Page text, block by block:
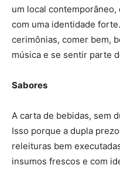
um local
com uma identidade
cerimônias, comer bem,
música e se sentir parte
Sabores
A carta de bebidas, sem
Isso porque a dupla
releituras bem
insumos frescos e com